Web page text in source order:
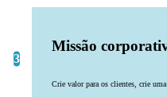
Missão
Crie valor para os clientes, crie